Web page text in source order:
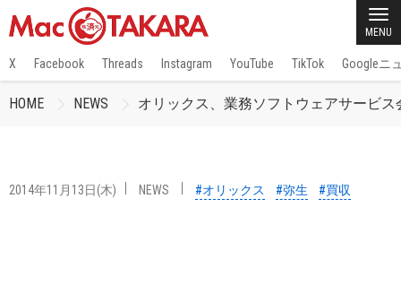
MENU
X Facebook Threads Instagram YouTube TikTok Googleニ
HOME NEWS オリックス、業務ソフトウェアサービ
2014年11月13日(木) NEWS #オリックス #弥生 #買収